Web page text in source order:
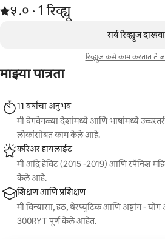
1 रिव्ह्यूमधून 5 पैकी ५.० स्टार रेटिंग आहे
५.०
,
· 1 रिव्ह्यू
सर्व रिव्ह्यूज दाखवा
रिव्ह्यूज कसे काम करतात ते
माझ्या पात्रता
11 वर्षांचा अनुभव
मी वेगवेगळ्या देशांमध्ये आणि भाषांमध्ये
लोकांसोबत काम केले आहे.
करिअर हायलाईट
मी आंद्रे हेविट (2015 -2019) आणि स्पॅनिश
केले आहे.
शिक्षण आणि प्रशिक्षण
मी विन्यासा, हठ, थेरप्युटिक आणि अष्टांग -
300RYT पूर्ण केले आहेत.